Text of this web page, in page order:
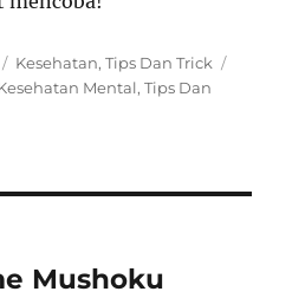
Categories
Kesehatan,Tips Dan Trick
Mental,Tips Dan
Mushoku